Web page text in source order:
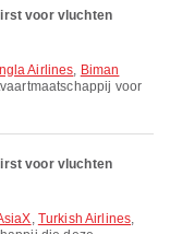
voor vluchten
Airlines, Biman
voor
voor vluchten
, Turkish Airlines,